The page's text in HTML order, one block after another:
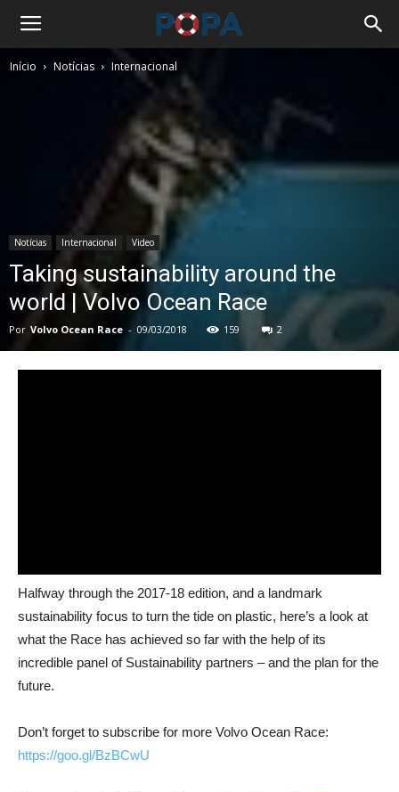
Início Notícias Internacional
Notícias Internacional Video
Taking sustainability around the
world | Volvo Ocean Race
Por Volvo Ocean Race - 09/03/2018 159 2
Halfway through the 2017-18 edition, and a landmark
sustainability focus to turn the tide on plastic, here’s a look at
what the Race has achieved so far with the help of its
incredible panel of Sustainability partners – and the plan for the
future.
Don’t forget to subscribe for more Volvo Ocean Race:
https://goo.gl/BzBCwU